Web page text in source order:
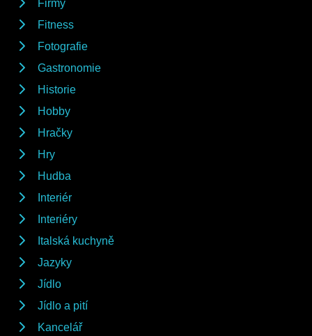
Firmy
Fitness
Fotografie
Gastronomie
Historie
Hobby
Hračky
Hry
Hudba
Interiér
Interiéry
Italská kuchyně
Jazyky
Jídlo
Jídlo a pití
Kancelář